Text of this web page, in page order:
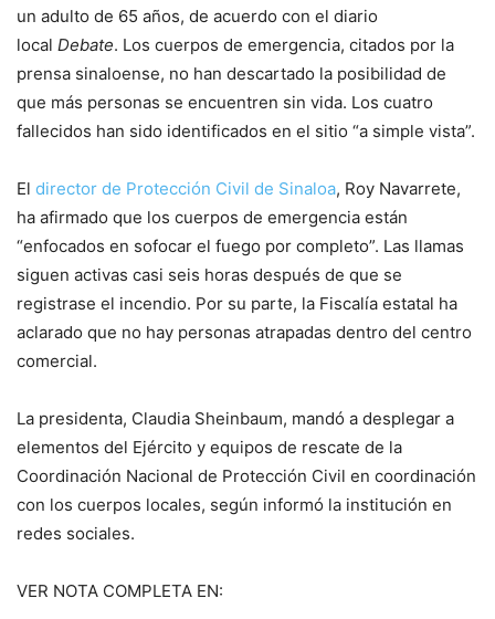
un adulto de 65 años, de acuerdo con el diario
local Debate. Los cuerpos de emergencia, citados por la
prensa sinaloense, no han descartado la posibilidad de
que más personas se encuentren sin vida. Los cuatro
fallecidos han sido identificados en el sitio “a simple vista”.
El director de Protección Civil de Sinaloa, Roy Navarrete,
ha afirmado que los cuerpos de emergencia están
“enfocados en sofocar el fuego por completo”. Las llamas
siguen activas casi seis horas después de que se
registrase el incendio. Por su parte, la Fiscalía estatal ha
aclarado que no hay personas atrapadas dentro del centro
comercial.
La presidenta, Claudia Sheinbaum, mandó a desplegar a
elementos del Ejército y equipos de rescate de la
Coordinación Nacional de Protección Civil en coordinación
con los cuerpos locales, según informó la institución en
redes sociales.
VER NOTA COMPLETA EN: